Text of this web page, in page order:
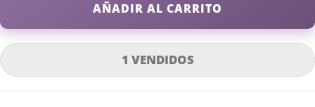
AÑADIR AL CARRITO
1 VENDIDOS